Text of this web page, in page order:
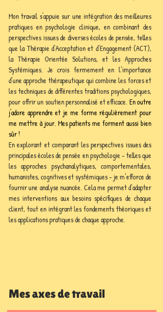
Mon travail s'appuie sur une intégration des meilleures
pratiques en psychologie clinique, en combinant des
perspectives issues de diverses écoles de pensée, telles
que la Thérapie d’Acceptation et d’Engagement (ACT),
la Thérapie Orientée Solutions, et les Approches
Systémiques. Je crois fermement en l’importance
d’une approche thérapeutique qui combine les forces et
les techniques de différentes traditions psychologiques,
pour offrir un soutien personnalisé et efficace. En outre
j'adore apprendre et je me forme régulièrement pour
me mettre à jour. Mes patients me forment aussi bien
sûr !
En explorant et comparant les perspectives issues des
principales écoles de pensée en psychologie – telles que
les approches psychanalytiques, comportementales,
humanistes, cognitives et systémiques – je m’efforce de
fournir une analyse nuancée. Cela me permet d’adapter
mes interventions aux besoins spécifiques de chaque
client, tout en intégrant les fondements théoriques et
les applications pratiques de chaque approche.
Mes axes de travail